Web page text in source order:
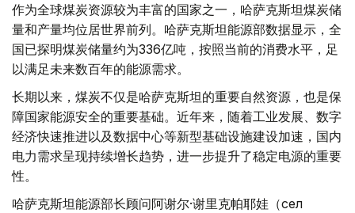
作为全球煤炭资源较为丰富的国家之一，哈萨克斯坦煤炭储
量和产量均位居世界前列。哈萨克斯坦能源部数据显示，全
国已探明煤炭储量约为336亿吨，按照当前的消费水平，足
以满足未来数百年的能源需求。
长期以来，煤炭不仅是哈萨克斯坦的重要自然资源，也是保
障国家能源安全的重要基础。近年来，随着工业发展、数字
经济快速推进以及数据中心等新型基础设施建设加速，国内
电力需求呈现持续增长趋势，进一步提升了稳定电源的重要
性。
哈萨克斯坦能源部长顾问阿谢尔·谢里克帕耶娃（Әсел